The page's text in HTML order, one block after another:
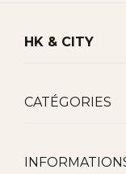
HK & CITY
CATÉGORIES